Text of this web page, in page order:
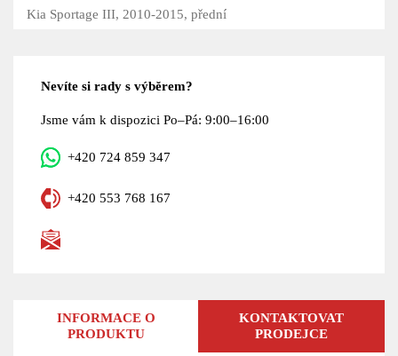
Kia Sportage III, 2010-2015, přední
Nevíte si rady s výběrem?
Jsme vám k dispozici Po–Pá: 9:00–16:00
+420 724 859 347
+420 553 768 167
INFORMACE O
PRODUKTU
KONTAKTOVAT
PRODEJCE